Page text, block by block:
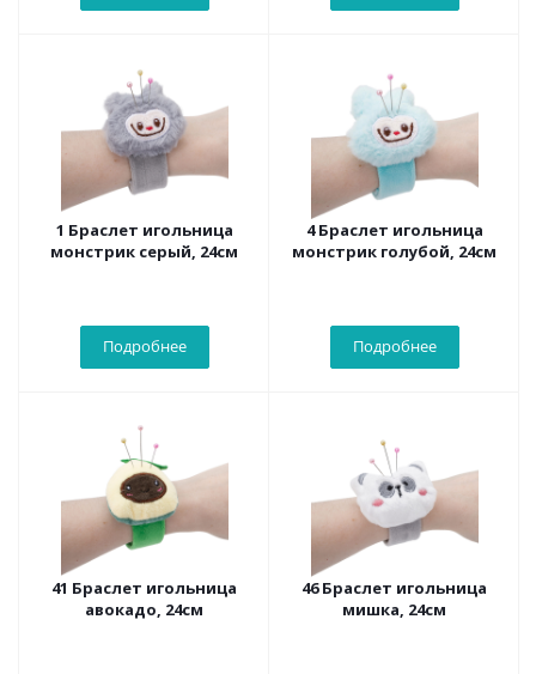
1 Браслет игольница
монстрик серый, 24см
Подробнее
4 Браслет игольница
монстрик голубой, 24см
Подробнее
41 Браслет игольница
авокадо, 24см
46 Браслет игольница
мишка, 24см